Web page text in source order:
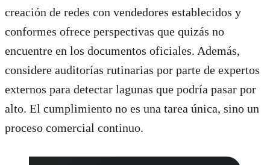
creación de redes con vendedores establecidos y
conformes ofrece perspectivas que quizás no
encuentre en los documentos oficiales. Además,
considere auditorías rutinarias por parte de expertos
externos para detectar lagunas que podría pasar por
alto. El cumplimiento no es una tarea única, sino un
proceso comercial continuo.